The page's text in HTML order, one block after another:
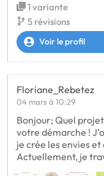
1 variante
5 révisions
Voir le profil
Floriane_Rebetez
04 mars à 10:29
Bonjour; Quel
votre démarche !
je crée les envies
Actuellement, je